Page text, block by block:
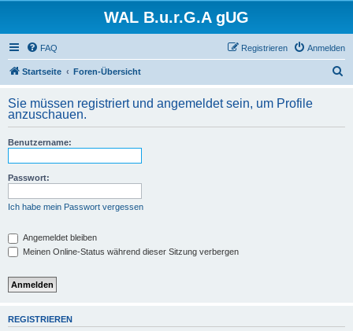
WAL B.u.r.G.A gUG
FAQ Anmelden
Registrieren
Startseite Foren-Übersicht
h
Sie müssen registriert und angemeldet sein, um Profile
anzuschauen.
Benutzername:
Passwort:
Ich habe mein Passwort vergessen
Angemeldet bleiben
Meinen Online-Status während dieser Sitzung verbergen
REGISTRIEREN